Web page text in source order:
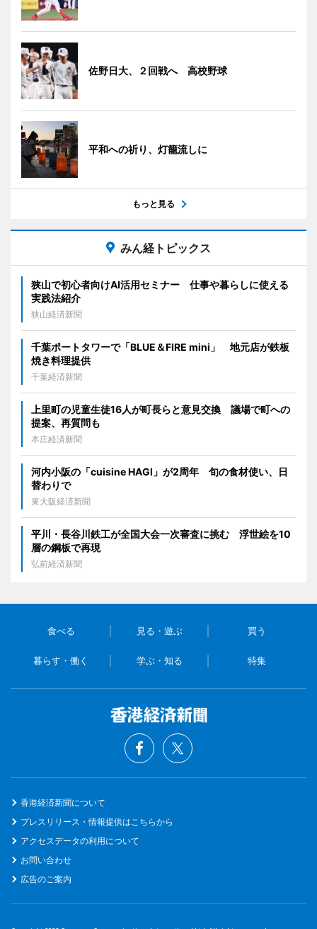
佐野日大、２回戦へ 高校野球
平和への祈り、灯籠流しに
もっと見る
みん経トピックス
狭山で初心者向けAI活用セミナー 仕事や暮らしに使える
実践法紹介
狭山経済新聞
千葉ポートタワーで「BLUE＆FIRE mini」 地元店が鉄板
焼き料理提供
千葉経済新聞
上里町の児童生徒16人が町長らと意見交換 議場で町への
提案、再質問も
本庄経済新聞
河内小阪の「cuisine HAGI」が2周年 旬の食材使い、日
替わりで
東大阪経済新聞
平川・長谷川鉄工が全国大会一次審査に挑む 浮世絵を10
層の鋼板で再現
弘前経済新聞
食べる 見る・遊ぶ 買う
暮らす・働く 学ぶ・知る 特集
香港経済新聞について
プレスリリース・情報提供はこちらから
アクセスデータの利用について
お問い合わせ
広告のご案内